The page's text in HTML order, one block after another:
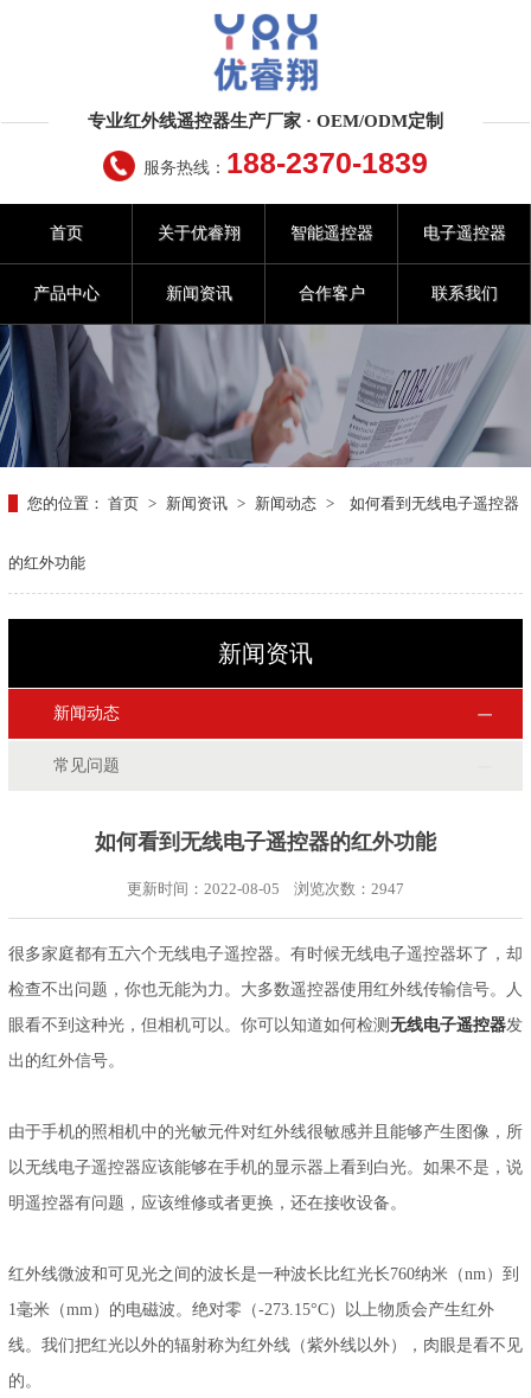
专业红外线遥控器生产厂家 · OEM/ODM定制
服务热线： 188-2370-1839
首页 关于优睿翔 智能遥控器 电子遥控器
产品中心 新闻资讯 合作客户 联系我们
您的位置： 首页 > 新闻资讯 > 新闻动态 > 如何看到无线电子遥控器
的红外功能
新闻资讯
新闻动态
常见问题
如何看到无线电子遥控器的红外功能
更新时间：2022-08-05 浏览次数： 2947
很多家庭都有五六个无线电子遥控器。有时候无线电子遥控器坏了，却
检查不出问题，你也无能为力。大多数遥控器使用红外线传输信号。人
眼看不到这种光，但相机可以。你可以知道如何检测 无线电子遥控器发
出的红外信号。
由于手机的照相机中的光敏元件对红外线很敏感并且能够产生图像，所
以无线电子遥控器应该能够在手机的显示器上看到白光。如果不是，说
明遥控器有问题，应该维修或者更换，还在接收设备。
红外线微波和可见光之间的波长是一种波长比红光长760纳米（nm）到
1毫米（mm）的电磁波。绝对零（-273.15°C）以上物质会产生红外
线。我们把红光以外的辐射称为红外线（紫外线以外），肉眼是看不见
的。